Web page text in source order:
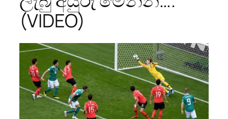
(VIDEO)